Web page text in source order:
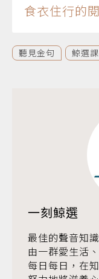
食衣住行的
聽見金句 鯨選
一刻鯨選
最佳的聲音知
由一群愛生活
每日每日，在